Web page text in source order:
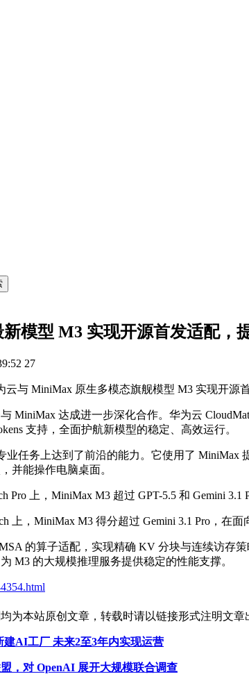
模型 M3 实现开源首发适配，
27
云与 MiniMax 原生多模态旗舰模型 M3 实现开源
MiniMax 达成进一步深化合作。华为云
支持，全面护航新模型的稳定、高效运行。
任务上达到了前沿的能力。它使用了 MiniMax
并能操作电脑桌面。
Pro 上，MiniMax M3 超过 GPT-5.5 和 Gemini
上，MiniMax M3 得分超过 Gemini 3.1 Pro，在
的算子适配，实现精确 KV 分块与连续访存
M3 的大规模推理服务提供稳定的性能支撑。
为本站原创文章，转载时请以链接形式注明文章
AI工厂 未来2至3年内实现运营
，对 OpenAI 展开大规模联合调查